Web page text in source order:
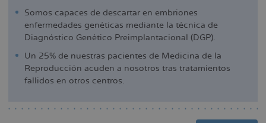
Somos capaces de descartar en embriones
enfermedades genéticas mediante la técnica de
Diagnóstico Genético Preimplantacional (DGP).
Un 25% de nuestras pacientes de Medicina de la
Reproducción acuden a nosotros tras tratamientos
fallidos en otros centros.